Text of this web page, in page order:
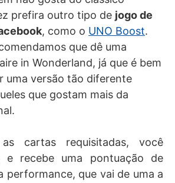
prefira outro tipo de jogo de
, como o UNO Boost.
que dê uma
in Wonderland, já que é bem
uma versão tão diferente
que gostam mais da
as cartas requisitadas, você
e recebe uma pontuação de
performance, que vai de uma a